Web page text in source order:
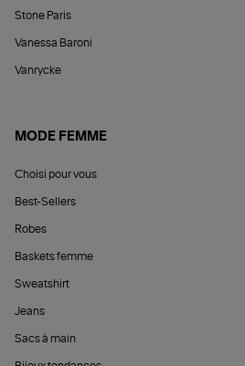
Stone Paris
Vanessa Baroni
Vanrycke
MODE FEMME
Choisi pour vous
Best-Sellers
Robes
Baskets femme
Sweatshirt
Jeans
Sacs à main